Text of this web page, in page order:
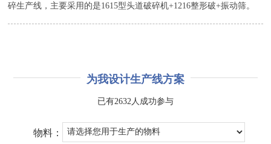
碎生产线，主要采用的是1615型头道破碎机+1216整形破+振动筛。
为我设计生产线方案
已有2632人成功参与
物料：